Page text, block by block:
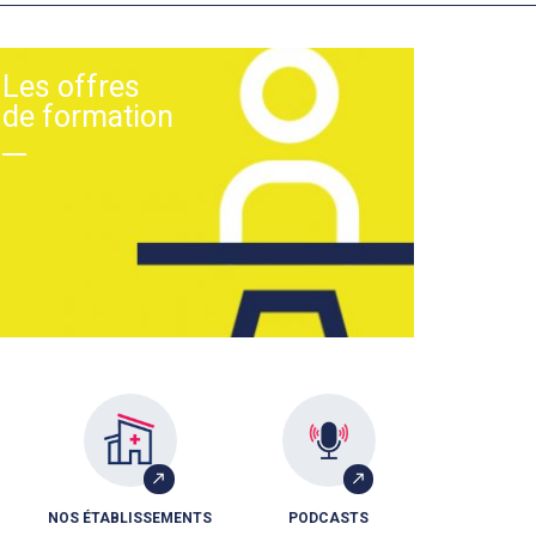
Les offres
de formation
NOS ÉTABLISSEMENTS PODCASTS